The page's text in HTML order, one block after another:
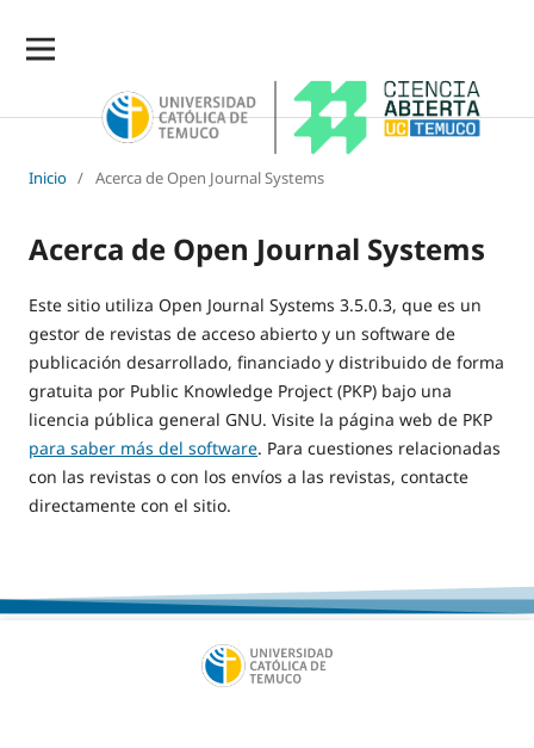
Inicio / Acerca de Open Journal Systems
Acerca de Open Journal Systems
Este sitio utiliza Open Journal Systems 3.5.0.3, que es un
gestor de revistas de acceso abierto y un software de
publicación desarrollado, financiado y distribuido de forma
gratuita por Public Knowledge Project (PKP) bajo una
licencia pública general GNU. Visite la página web de PKP
para saber más del software. Para cuestiones relacionadas
con las revistas o con los envíos a las revistas, contacte
directamente con el sitio.